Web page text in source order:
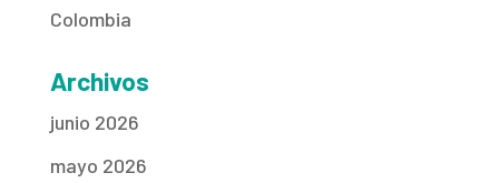
Colombia
Archivos
junio 2026
mayo 2026